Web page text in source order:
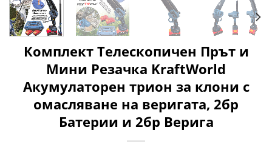
Комплект Телескопичен Прът и
Мини Резачка KraftWorld
Акумулаторен трион за клони с
омасляване на веригата, 2бр
Батерии и 2бр Верига